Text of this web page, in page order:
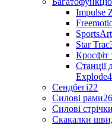
Impulse
SportsArt
Star Trac
Кросфіт
Станції
Explode
Сендбегі22
Силові рами26
Силові стрічки
Скакалки